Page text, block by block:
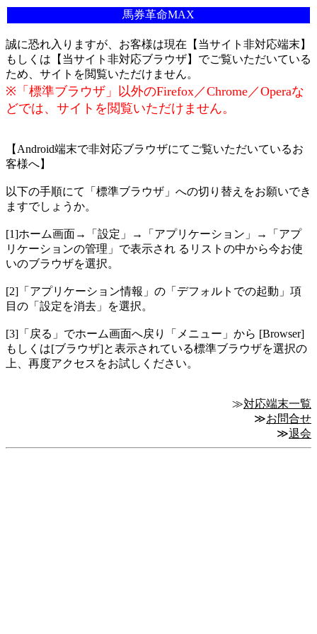
馬券革命MAX
誠に恐れ入りますが、お客様は現在【当サイト非対応端末】
もしくは【当サイト非対応ブラウザ】でご覧いただいている
ため、サイトを閲覧いただけません。
※「標準ブラウザ」以外のFirefox／Chrome／Operaな
どでは、サイトを閲覧いただけません。
【Android端末で非対応ブラウザにてご覧いただいているお
客様へ】
以下の手順にて「標準ブラウザ」への切り替えをお願いでき
ますでしょうか。
[1]ホーム画面→「設定」→「アプリケーション」→「アプ
リケーションの管理」で表示され るリストの中から今お使
いのブラウザを選択。
[2]「アプリケーション情報」の「デフォルトでの起動」項
目の「設定を消去」を選択。
[3]「戻る」でホーム画面へ戻り「メニュー」から [Browser]
もしくは[ブラウザ]と表示されている標準ブラウザを選択の
上、再度アクセスをお試しください。
≫対応端末一覧
≫お問合せ
≫退会